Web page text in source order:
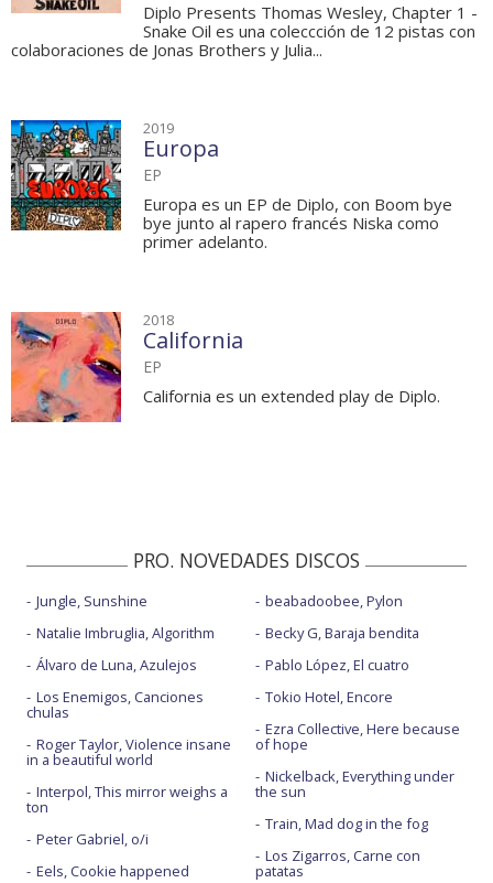
Diplo Presents Thomas Wesley, Chapter 1 -
Snake Oil es una coleccción de 12 pistas con
colaboraciones de Jonas Brothers y Julia...
2019
Europa
EP
Europa es un EP de Diplo, con Boom bye
bye junto al rapero francés Niska como
primer adelanto.
2018
California
EP
California es un extended play de Diplo.
PRO. NOVEDADES DISCOS
Jungle, Sunshine
Natalie Imbruglia, Algorithm
Álvaro de Luna, Azulejos
Los Enemigos, Canciones
chulas
Roger Taylor, Violence insane
in a beautiful world
Interpol, This mirror weighs a
ton
Peter Gabriel, o/i
Eels, Cookie happened
beabadoobee, Pylon
Becky G, Baraja bendita
Pablo López, El cuatro
Tokio Hotel, Encore
Ezra Collective, Here because
of hope
Nickelback, Everything under
the sun
Train, Mad dog in the fog
Los Zigarros, Carne con
patatas